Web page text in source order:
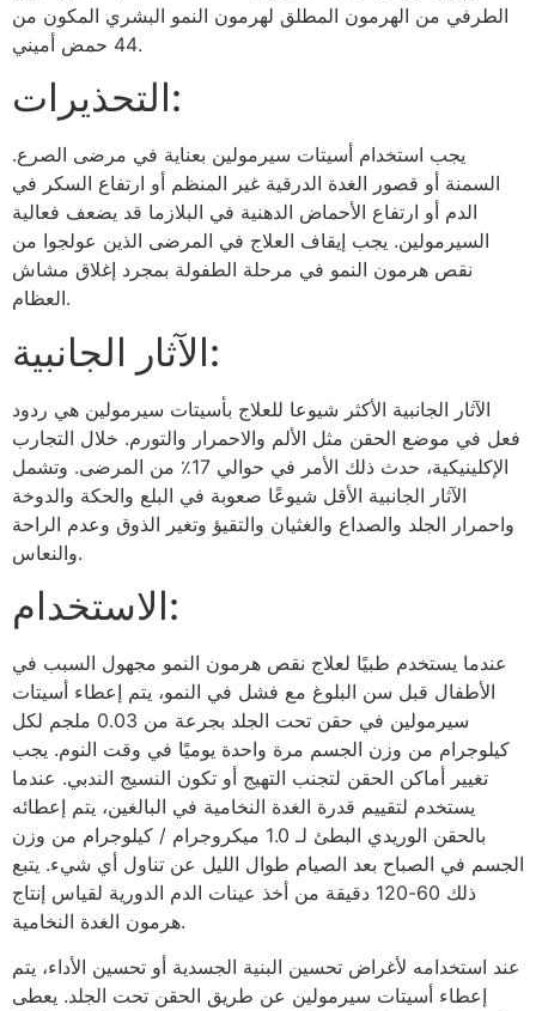
الطرفي من الهرمون المطلق لهرمون النمو البشري المكون من
44 حمض أميني.
التحذيرات:
يجب استخدام أسيتات سيرمولين بعناية في مرضى الصرع.
السمنة أو قصور الغدة الدرقية غير المنظم أو ارتفاع السكر في
الدم أو ارتفاع الأحماض الدهنية في البلازما قد يضعف فعالية
السيرمولين. يجب إيقاف العلاج في المرضى الذين عولجوا من
نقص هرمون النمو في مرحلة الطفولة بمجرد إغلاق مشاش
العظام.
الآثار الجانبية:
الآثار الجانبية الأكثر شيوعا للعلاج بأسيتات سيرمولين هي ردود
فعل في موضع الحقن مثل الألم والاحمرار والتورم. خلال التجارب
الإكلينيكية، حدث ذلك الأمر في حوالي 17٪ من المرضى. وتشمل
الآثار الجانبية الأقل شيوعًا صعوبة في البلع والحكة والدوخة
واحمرار الجلد والصداع والغثيان والتقيؤ وتغير الذوق وعدم الراحة
والنعاس.
الاستخدام:
عندما يستخدم طبيًا لعلاج نقص هرمون النمو مجهول السبب في
الأطفال قبل سن البلوغ مع فشل في النمو، يتم إعطاء أسيتات
سيرمولين في حقن تحت الجلد بجرعة من 0.03 ملجم لكل
كيلوجرام من وزن الجسم مرة واحدة يوميًا في وقت النوم. يجب
تغيير أماكن الحقن لتجنب التهيج أو تكون النسيج الندبي. عندما
يستخدم لتقييم قدرة الغدة النخامية في البالغين، يتم إعطائه
بالحقن الوريدي البطئ لـ 1.0 ميكروجرام / كيلوجرام من وزن
الجسم في الصباح بعد الصيام طوال الليل عن تناول أي شيء. يتبع
ذلك 60-120 دقيقة من أخذ عينات الدم الدورية لقياس إنتاج
هرمون الغدة النخامية.
عند استخدامه لأغراض تحسين البنية الجسدية أو تحسين الأداء، يتم
إعطاء أسيتات سيرمولين عن طريق الحقن تحت الجلد. يعطى